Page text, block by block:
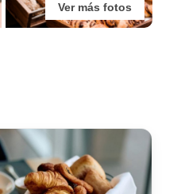
Ver más fotos